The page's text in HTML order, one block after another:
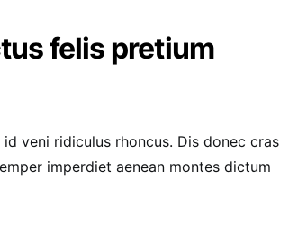
felis pretium
veni ridiculus rhoncus. Dis donec cras
imperdiet aenean montes dictum